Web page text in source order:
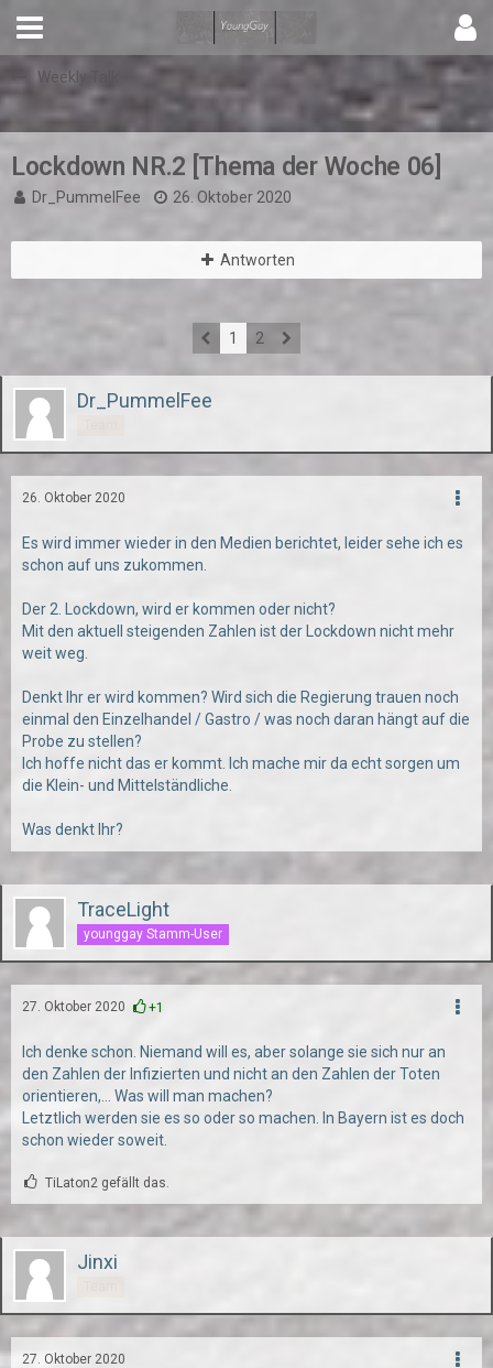
Weekly Talk
Lockdown NR.2 [Thema der Woche 06]
Dr_PummelFee 26. Oktober 2020
Antworten
1 2
Dr_PummelFee
26. Oktober 2020
Es wird immer wieder in den Medien berichtet, leider sehe ich es
schon auf uns zukommen.
Der 2. Lockdown, wird er kommen oder nicht?
Mit den aktuell steigenden Zahlen ist der Lockdown nicht mehr
weit weg.
Denkt Ihr er wird kommen? Wird sich die Regierung trauen noch
einmal den Einzelhandel / Gastro / was noch daran hängt auf die
Probe zu stellen?
Ich hoffe nicht das er kommt. Ich mache mir da echt sorgen um
die Klein- und Mittelständliche.
Was denkt Ihr?
TraceLight
younggay Stamm-User
27. Oktober 2020 +1
Ich denke schon. Niemand will es, aber solange sie sich nur an
den Zahlen der Infizierten und nicht an den Zahlen der Toten
orientieren,... Was will man machen?
Letztlich werden sie es so oder so machen. In Bayern ist es doch
schon wieder soweit.
TiLaton2 gefällt das.
Jinxi
27. Oktober 2020